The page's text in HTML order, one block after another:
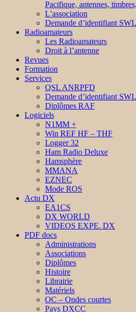
Pacifique, antennes,
L’association
Demande d’identifiant SWL
Radioamateurs
Les Radioamateurs
Droit à l’antenne
Revues
Formation
Services
QSL ANRPFD
Demande d’identifiant SWL
Diplômes RAF
Logiciels
N1MM +
Win REF HF – THF
Logger 32
Ham Radio Deluxe
Hamsphère
MMANA
EZNEC
Mode ROS
Actu DX
EA1CS
DX WORLD
VIDEOS EXPE. DX
PDF docs
Administrations
Associations
Diplômes
Histoire
Librairie
Matériels
OC – Ondes courtes
Pays DXCC